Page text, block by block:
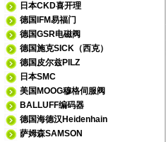
日本CKD喜开理
德国IFM易福门
德国GSR电磁阀
德国施克SICK（西克）
德国皮尔兹PILZ
日本SMC
美国MOOG穆格伺服阀
BALLUFF编码器
德国海德汉Heidenhain
萨姆森SAMSON